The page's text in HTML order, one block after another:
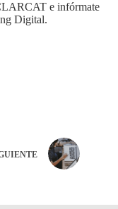
e infórmate
Digital.